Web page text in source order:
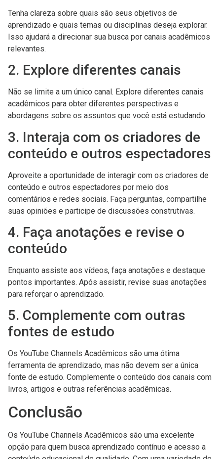
Tenha clareza sobre quais são seus objetivos de
aprendizado e quais temas ou disciplinas deseja explorar.
Isso ajudará a direcionar sua busca por canais acadêmicos
relevantes.
2. Explore diferentes canais
Não se limite a um único canal. Explore diferentes canais
acadêmicos para obter diferentes perspectivas e
abordagens sobre os assuntos que você está estudando.
3. Interaja com os criadores de
conteúdo e outros espectadores
Aproveite a oportunidade de interagir com os criadores de
conteúdo e outros espectadores por meio dos
comentários e redes sociais. Faça perguntas, compartilhe
suas opiniões e participe de discussões construtivas.
4. Faça anotações e revise o
conteúdo
Enquanto assiste aos vídeos, faça anotações e destaque
pontos importantes. Após assistir, revise suas anotações
para reforçar o aprendizado.
5. Complemente com outras
fontes de estudo
Os YouTube Channels Acadêmicos são uma ótima
ferramenta de aprendizado, mas não devem ser a única
fonte de estudo. Complemente o conteúdo dos canais com
livros, artigos e outras referências acadêmicas.
Conclusão
Os YouTube Channels Acadêmicos são uma excelente
opção para quem busca aprendizado contínuo e acesso a